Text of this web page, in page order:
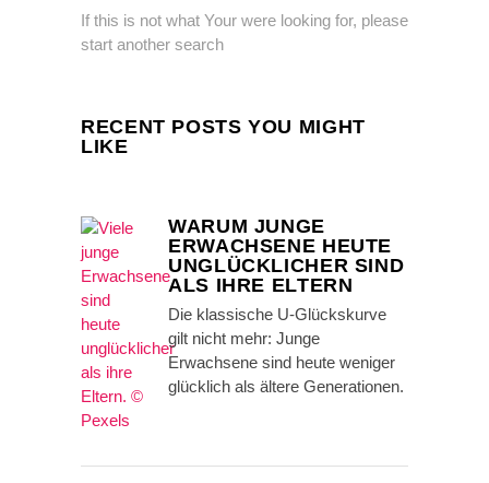
If this is not what Your were looking for, please
start another search
RECENT POSTS YOU MIGHT
LIKE
WARUM JUNGE
ERWACHSENE HEUTE
UNGLÜCKLICHER SIND
ALS IHRE ELTERN
Die klassische U-Glückskurve
gilt nicht mehr: Junge
Erwachsene sind heute weniger
glücklich als ältere Generationen.